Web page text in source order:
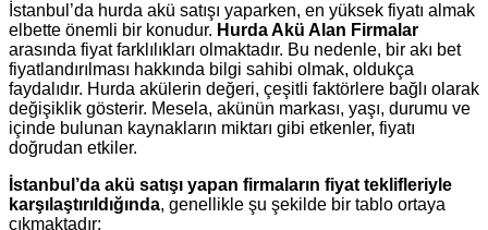
İstanbul’da hurda akü satışı yaparken, en yüksek fiyatı almak
elbette önemli bir konudur. Hurda Akü Alan Firmalar
arasında fiyat farklılıkları olmaktadır. Bu nedenle, bir akı bet
fiyatlandırılması hakkında bilgi sahibi olmak, oldukça
faydalıdır. Hurda akülerin değeri, çeşitli faktörlere bağlı olarak
değişiklik gösterir. Mesela, akünün markası, yaşı, durumu ve
içinde bulunan kaynakların miktarı gibi etkenler, fiyatı
doğrudan etkiler.
İstanbul’da akü satışı yapan firmaların fiyat teklifleriyle
karşılaştırıldığında, genellikle şu şekilde bir tablo ortaya
çıkmaktadır: